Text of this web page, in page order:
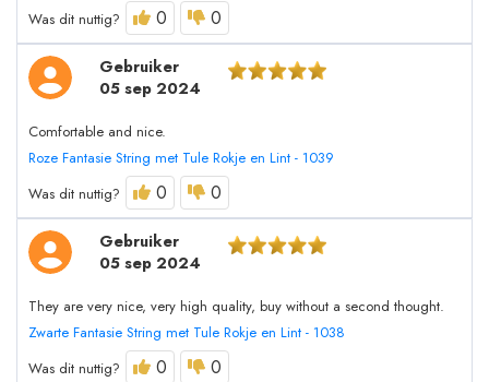
Was dit nuttig?
0 0
Gebruiker
05 sep 2024
Comfortable and nice.
Roze Fantasie String met Tule Rokje en Lint - 1039
Was dit nuttig?
0 0
Gebruiker
05 sep 2024
They are very nice, very high quality, buy without a second thought.
Zwarte Fantasie String met Tule Rokje en Lint - 1038
Was dit nuttig?
0 0